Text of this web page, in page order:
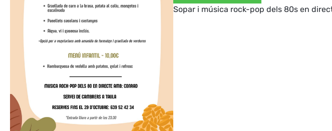
Sopar i música rock-pop dels 80s en